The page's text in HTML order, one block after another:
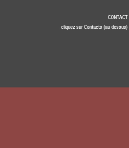
CONTACT
cliquez sur Contacts (au dessus)